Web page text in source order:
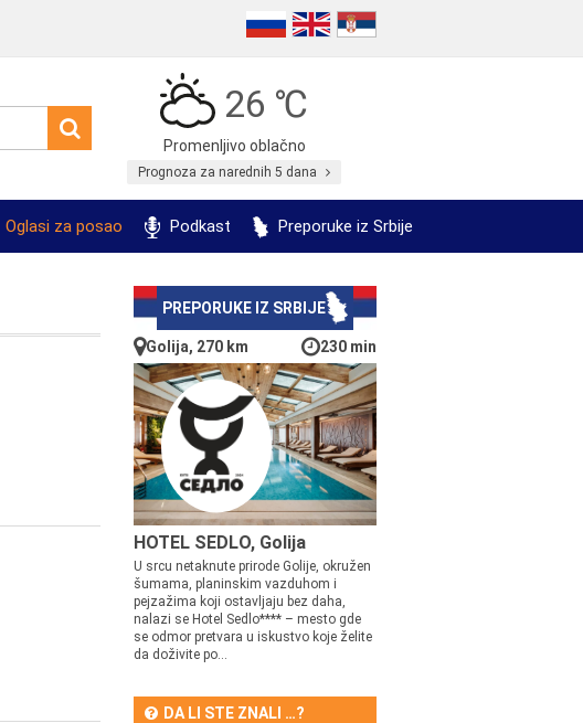
26 ℃
Promenljivo oblačno
Prognoza za narednih 5 dana
Oglasi za posao Podkast Preporuke iz Srbije
PREPORUKE IZ SRBIJE
Golija, 270 km 230 min
HOTEL SEDLO, Golija
U srcu netaknute prirode Golije, okružen
šumama, planinskim vazduhom i
pejzažima koji ostavljaju bez daha,
nalazi se Hotel Sedlo**** – mesto gde
se odmor pretvara u iskustvo koje želite
da doživite po...
DA LI STE ZNALI …?